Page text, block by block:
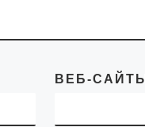
ВЕБ-САЙТЫ